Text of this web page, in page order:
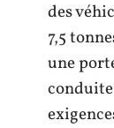
des
7,5
une